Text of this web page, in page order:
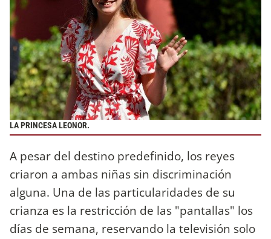
LA PRINCESA LEONOR.
A pesar del destino predefinido, los reyes
criaron a ambas niñas sin discriminación
alguna. Una de las particularidades de su
crianza es la restricción de las "pantallas" los
días de semana, reservando la televisión solo